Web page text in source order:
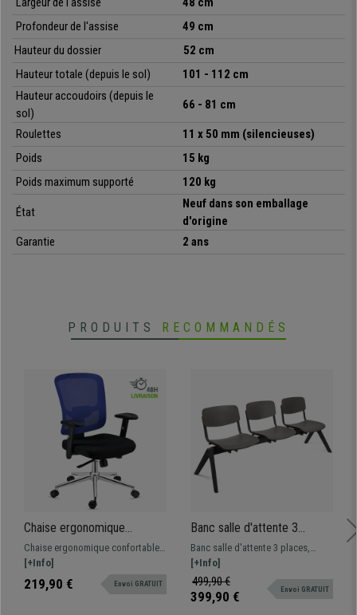
Tès confortable, rembourrage dense (30 kg/m3)
• Accoudoirs ajustables en hauteur
Profondeur de l'assise
49 cm
Hauteur du dossier
52 cm
Hauteur totale (depuis le sol)
101 - 112 cm
Hauteur accoudoirs (depuis le
sol)
66 - 81 cm
Roulettes
11 x 50 mm (silencieuses)
Poids
15 kg
Poids maximum supporté
120 kg
État
Neuf dans son emballage
d'origine
Garantie
2 ans
PRODUITS RECOMMANDÉS
Chaise ergonomique
MARKO, Support Lombaire,
Mécanisme Synchrone,
Chaise ergonomique confortable
avec support lombaire. Fabriquée
avec des matériaux de qualité,
piétement métallique et maille
[+Info]
219,90 € Envoi GRATUIT
Banc salle d'attente 3
sièges MILKA, Structure
Robuste, Très Confortable,
Polypropylène, Gris
Banc salle d'attente 3 places,
structure en plastique résistant.
Le modèle MILKA est disponible
en version banc 2 et 3 places, ainsi
qu'en version chaise visiteur.
[+Info]
499,90 €
399,90 € Envoi GRATUIT